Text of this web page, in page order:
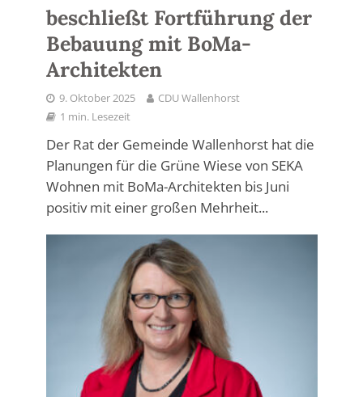
beschließt Fortführung der
Bebauung mit BoMa-
Architekten
9. Oktober 2025
CDU Wallenhorst
1 min. Lesezeit
Der Rat der Gemeinde Wallenhorst hat die
Planungen für die Grüne Wiese von SEKA
Wohnen mit BoMa-Architekten bis Juni
positiv mit einer großen Mehrheit...